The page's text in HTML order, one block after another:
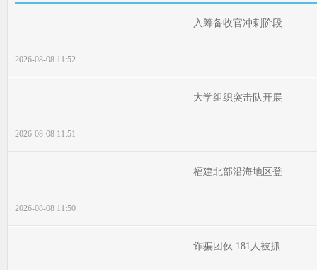
入筹备收官冲刺阶段
2026-08-08 11:52
大学组织突击队开展
2026-08-08 11:51
福建北部沿海地区登
2026-08-08 11:50
诈骗团伙 181人被抓